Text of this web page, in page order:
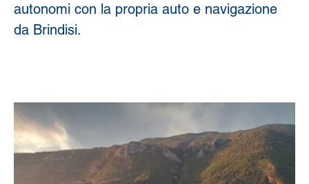
autonomi con la propria auto e navigazione
da Brindisi.